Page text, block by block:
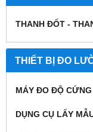
THANH ĐỐT -
THIẾT BỊ ĐO
MÁY ĐO ĐỘ CỨNG
DỤNG CỤ LẤY